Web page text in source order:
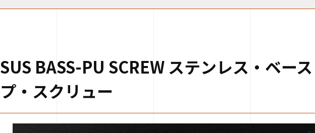
SUS BASS-PU SCREW ステンレス・ベー
プ・スクリュー